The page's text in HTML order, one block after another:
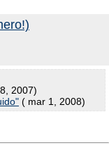
2007)
( mar 1, 2008)